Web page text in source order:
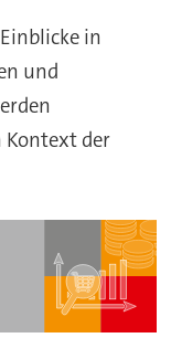
in
und
der